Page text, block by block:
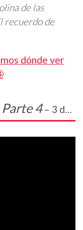
de las
recuerdo de
dónde ver
Parte 4– 3 de abril